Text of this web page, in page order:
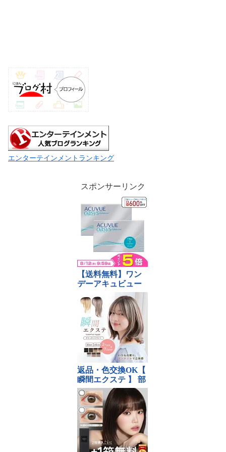
エンターテインメントランキング
スポンサーリンク